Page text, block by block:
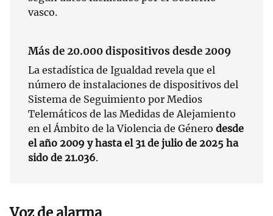
vasco.
Más de 20.000 dispositivos desde 2009
La estadística de Igualdad revela que el
número de instalaciones de dispositivos del
Sistema de Seguimiento por Medios
Telemáticos de las Medidas de Alejamiento
en el Ámbito de la Violencia de Género desde
el año 2009 y hasta el 31 de julio de 2025 ha
sido de 21.036.